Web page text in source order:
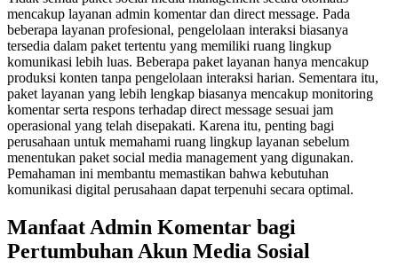
mencakup layanan admin komentar dan direct message. Pada
beberapa layanan profesional, pengelolaan interaksi biasanya
tersedia dalam paket tertentu yang memiliki ruang lingkup
komunikasi lebih luas. Beberapa paket layanan hanya mencakup
produksi konten tanpa pengelolaan interaksi harian. Sementara itu,
paket layanan yang lebih lengkap biasanya mencakup monitoring
komentar serta respons terhadap direct message sesuai jam
operasional yang telah disepakati. Karena itu, penting bagi
perusahaan untuk memahami ruang lingkup layanan sebelum
menentukan paket social media management yang digunakan.
Pemahaman ini membantu memastikan bahwa kebutuhan
komunikasi digital perusahaan dapat terpenuhi secara optimal.
Manfaat Admin Komentar bagi
Pertumbuhan Akun Media Sosial